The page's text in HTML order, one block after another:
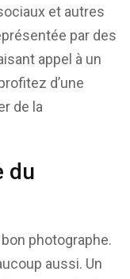
et autres
par des
appel à un
d’une
de la
du
photographe.
aussi. Un